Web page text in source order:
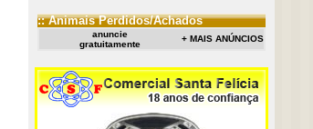
:: Animais Perdidos/Achados
anuncie
gratuitamente
+ MAIS ANÚNCIOS